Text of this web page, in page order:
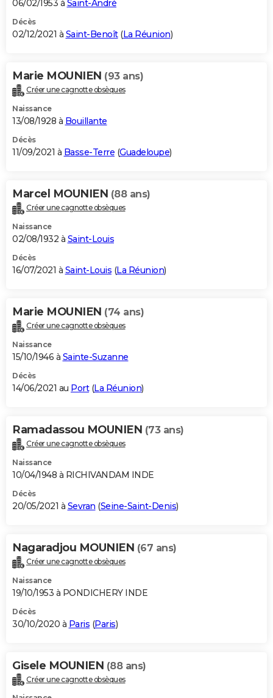
06/02/1953 à Saint-André
Décès
02/12/2021 à Saint-Benoît(La Réunion)
Marie MOUNIEN (93 ans)
Créer une cagnotte obsèques
Naissance
13/08/1928 à Bouillante
Décès
11/09/2021 à Basse-Terre (Guadeloupe)
Marcel MOUNIEN (88 ans)
Créer une cagnotte obsèques
Naissance
02/08/1932 à Saint-Louis
Décès
16/07/2021 à Saint-Louis (La Réunion)
Marie MOUNIEN (74 ans)
Créer une cagnotte obsèques
Naissance
15/10/1946 à Sainte-Suzanne
Décès
14/06/2021 au Port(La Réunion)
Ramadassou MOUNIEN (73 ans)
Créer une cagnotte obsèques
Naissance
10/04/1948 à RICHIVANDAM INDE
Décès
20/05/2021 à Sevran (Seine-Saint-Denis)
Nagaradjou MOUNIEN (67 ans)
Créer une cagnotte obsèques
Naissance
19/10/1953 à PONDICHERY INDE
Décès
30/10/2020 à Paris (Paris)
Gisele MOUNIEN (88 ans)
Créer une cagnotte obsèques